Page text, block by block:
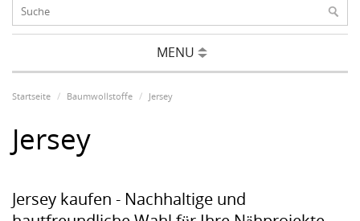
MENU
Startseite Baumwollstoffe Jersey
Jersey
Jersey kaufen - Nachhaltige und